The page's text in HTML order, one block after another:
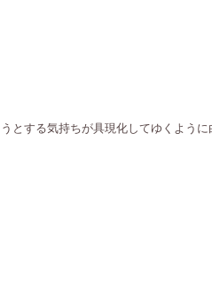
とする気持ちが具現化してゆくよう